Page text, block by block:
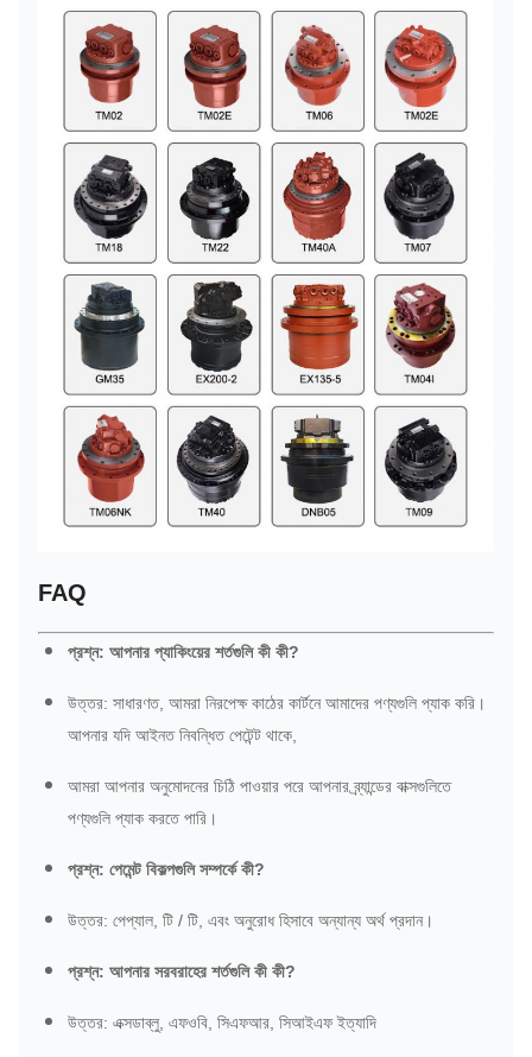
FAQ
প্রশ্ন: আপনার প্যাকিংয়ের শর্তগুলি কী কী?
উত্তর: সাধারণত, আমরা নিরপেক্ষ কাঠের কার্টনে আমাদের পণ্যগুলি প্যাক করি।
আপনার যদি আইনত নিবন্ধিত পেটেন্ট থাকে,
আমরা আপনার অনুমোদনের চিঠি পাওয়ার পরে আপনার ব্র্যান্ডের বাক্সগুলিতে
পণ্যগুলি প্যাক করতে পারি।
প্রশ্ন: পেমেন্ট বিকল্পগুলি সম্পর্কে কী?
উত্তর: পেপ্যাল, টি / টি, এবং অনুরোধ হিসাবে অন্যান্য অর্থ প্রদান।
প্রশ্ন: আপনার সরবরাহের শর্তগুলি কী কী?
উত্তর: এক্সডাব্লু, এফওবি, সিএফআর, সিআইএফ ইত্যাদি